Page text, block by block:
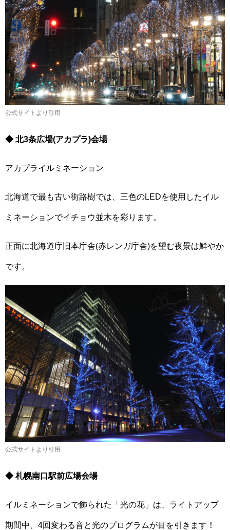
公式サイトより引用
◆ 北3条広場(アカプラ)会場
アカプライルミネーション
北海道で最も古い街路樹では、三色のLEDを使用したイル
ミネーションでイチョウ並木を彩ります。
正面に北海道庁旧本庁舎(赤レンガ庁舎)を望む夜景は鮮やか
です。
公式サイトより引用
◆ 札幌南口駅前広場会場
イルミネーションで飾られた「光の花」は、ライトアップ
期間中、4回変わる音と光のプログラムが目を引きます！